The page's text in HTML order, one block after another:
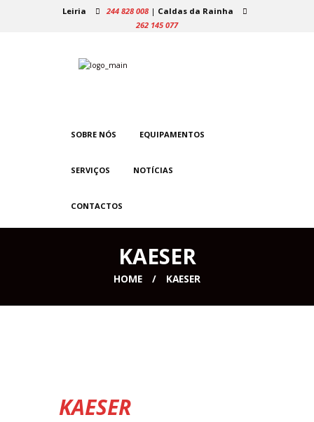
Leiria 244 828 008 | Caldas da Rainha
262 145 077
SOBRE NÓS EQUIPAMENTOS
SERVIÇOS NOTÍCIAS
CONTACTOS
KAESER
HOME KAESER
KAESER